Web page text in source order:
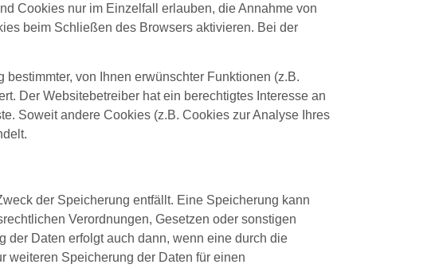
Cookies nur im Einzelfall erlauben, die Annahme von
beim Schließen des Browsers aktivieren. Bei der
von Ihnen erwünschter Funktionen (z.B.
Der Websitebetreiber hat ein berechtigtes Interesse an
Soweit andere Cookies (z.B. Cookies zur Analyse Ihres
der Speicherung entfällt. Eine Speicherung kann
Verordnungen, Gesetzen oder sonstigen
der Daten erfolgt auch dann, wenn eine durch die
weiteren Speicherung der Daten für einen